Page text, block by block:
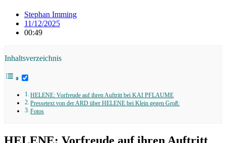
Stephan Imming
11/12/2025
00:49
Inhaltsverzeichnis
HELENE: Vorfreude auf ihren Auftritt bei KAI PFLAUME
Pressetext von der ARD über HELENE bei Klein gegen Groß:
Fotos
HELENE: Vorfreude auf ihren Auftritt